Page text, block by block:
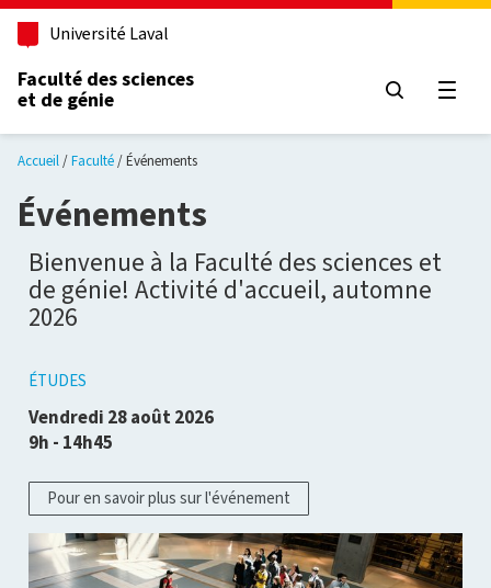
Aller au contenu principal
Université Laval
Faculté des sciences
et de génie
Accueil Faculté Événements
Événements
Bienvenue à la Faculté des sciences et
de génie! Activité d'accueil, automne
2026
ÉTUDES
Vendredi 28 août 2026
9h - 14h45
Pour en savoir plus sur l'événement